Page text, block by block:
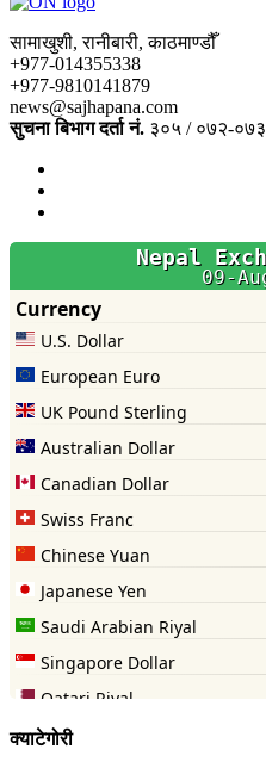
सामाखुशी, रानीबारी, काठमाण्डौँ
+977-014355338
+977-9810141879
news@sajhapana.com
सुचना बिभाग दर्ता नं. ३०५ / ०७२-०७३
क्याटेगोरी